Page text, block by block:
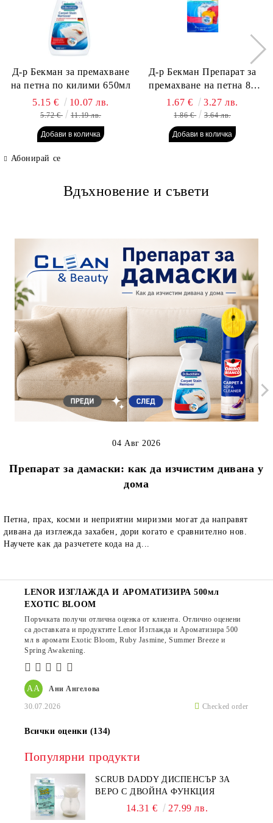
Д-р Бекман за премахване
на петна по килими 650мл
5.15 €
10.07 лв.
5.72 € 11.19 лв.
Д-р Бекман Препарат за
премахване на петна 80
гр. Пауч
1.67 € 3.27 лв.
1.86 € 3.64 лв.
Абонирай се
Вдъхновение и съвети
Препарат за дамаски: как да изчистим дивана у
дома
04 Авг 2026
Петна, прах, косми и неприятни миризми могат да направят
дивана да изглежда захабен, дори когато е сравнително нов.
Научете как да разчетете кода на д...
АА Ани Ангелова
30.07.2026 Checked order
LENOR ИЗГЛАЖДА И АРОМАТИЗИРА 500мл
EXOTIC BLOOM
Поръчката получи отлична оценка от клиента. Отлично оценени
са доставката и продуктите Lenor Изглажда и Ароматизира 500
мл в аромати Exotic Bloom, Ruby Jasmine, Summer Breeze и
Spring Awakening.
Всички оценки (134)
Популярни продукти
SCRUB DADDY ДИСПЕНСЪР ЗА
ВЕРО С ДВОЙНА ФУНКЦИЯ
14.31 € 27.99 лв.